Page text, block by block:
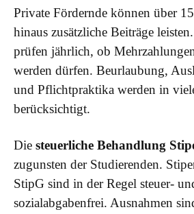
Private Fördernde können über
hinaus zusätzliche Beiträge
prüfen jährlich, ob
werden dürfen. Beurlaubung,
und Pflichtpraktika werden in
berücksichtigt.
Die steuerliche Behandlung
zugunsten der Studierenden.
StipG sind in der Regel steuer-
sozialabgabenfrei. Ausnahmen